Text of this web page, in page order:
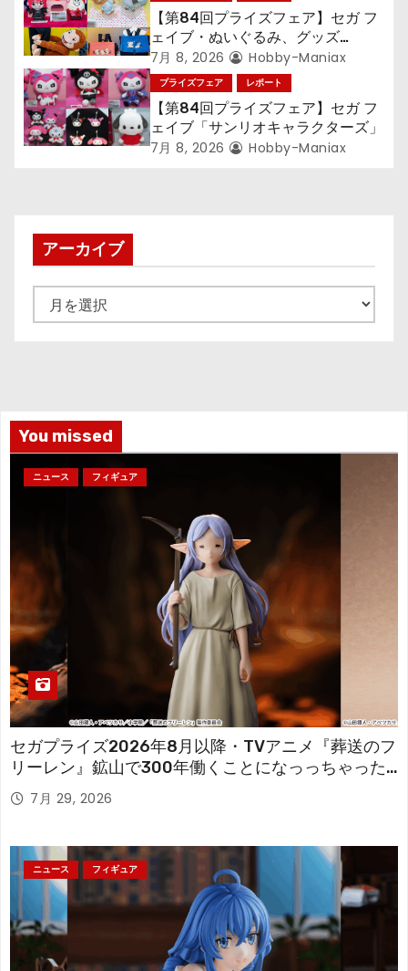
【第84回プライズフェア】セガ フ
ェイブ・ぬいぐるみ、グッズ
『LiSA』『ミニオン』『おさるの
ジョージ』『ポケットモンスター』
7月 8, 2026 Hobby-Maniax
プライズフェア レポート
【第84回プライズフェア】セガ フ
ェイブ「サンリオキャラクターズ」
7月 8, 2026 Hobby-Maniax
アーカイブ
ー
You missed
ニュース フィギュア
セガプライズ2026年8月以降・TVアニメ『葬送のフ
リーレン』鉱山で300年働くことになっっちゃった
「フリーレン」を立体化！
7月 29, 2026
ニュース フィギュア